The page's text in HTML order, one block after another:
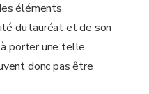
éléments
du lauréat et de son
porter une telle
donc pas être